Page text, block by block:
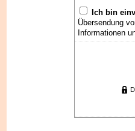
Ich bin
Übersendung
Informationen